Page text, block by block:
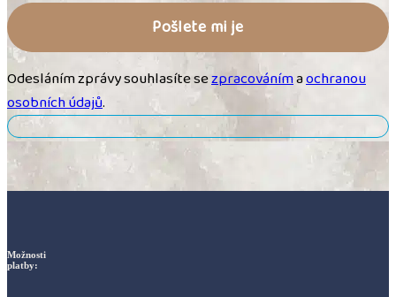
Odesláním zprávy souhlasíte sezpracovánímaochranou
osobních údajů.
Možnosti
platby: